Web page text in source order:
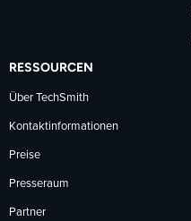
RESSOURCEN
Über TechSmith
Kontaktinformationen
Preise
Presseraum
Partner